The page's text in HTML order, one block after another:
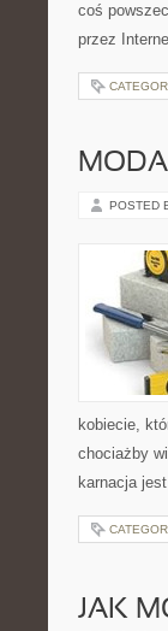
coś
przez
MODA
POSTED
kobiecie,
chociażby
karnacja
JAK